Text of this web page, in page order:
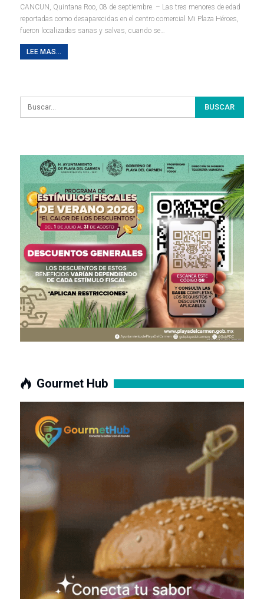
CANCUN, Quintana Roo, 08 de septiembre. – Las tres menores de edad
reportadas como desaparecidas en el centro comercial Mi Plaza Héroes,
fueron localizadas sanas y salvas, cuando se…
LEE MAS...
Gourmet Hub